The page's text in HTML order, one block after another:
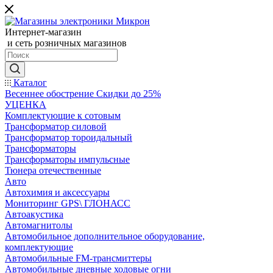
Интернет-магазин
и сеть розничных магазинов
Каталог
Весеннее обострение Скидки до 25%
УЦЕНКА
Комплектующие к сотовым
Трансформатор силовой
Трансформатор тороидальный
Трансформаторы
Трансформаторы импульсные
Тюнера отечественные
Авто
Автохимия и аксессуары
Мониторинг GPS\ ГЛОНАСС
Автоакустика
Автомагнитолы
Автомобильное дополнительное оборудование,
комплектующие
Автомобильные FM-трансмиттеры
Автомобильные дневные ходовые огни